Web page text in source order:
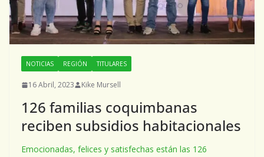
NOTICIAS REGIÓN TITULARES
16 Abril, 2023 Kike Mursell
126 familias coquimbanas
reciben subsidios habitacionales
Emocionadas, felices y satisfechas están las 126